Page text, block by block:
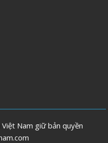
Nam giữ bản quyền